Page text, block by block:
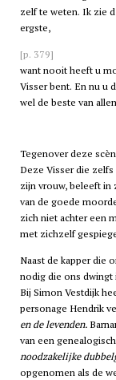
zelf te weten. Ik zie
ergste,
[p. 379]
want nooit heeft u
Visser bent. En nu u
wel de beste van
Tegenover deze
Deze Visser die
zijn vrouw, beleeft
van de goede
zich niet achter een
met zichzelf
Naast de kapper die
nodig die ons dwingt
Bij Simon Vestdijk
personage Hendrik
en de levenden.
van een
noodzakelijke
opgenomen als de